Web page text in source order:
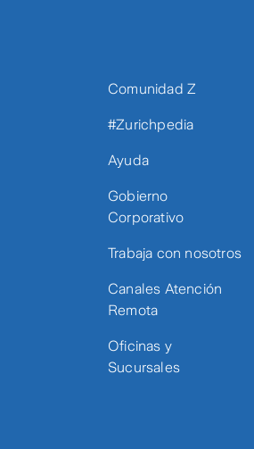
Comunidad Z
#Zurichpedia
Ayuda
Gobierno
Corporativo
Trabaja con nosotros
Canales Atención
Remota
Oficinas y
Sucursales